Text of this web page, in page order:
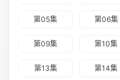
第05集 第06集
第09集 第10集
第13集 第14集